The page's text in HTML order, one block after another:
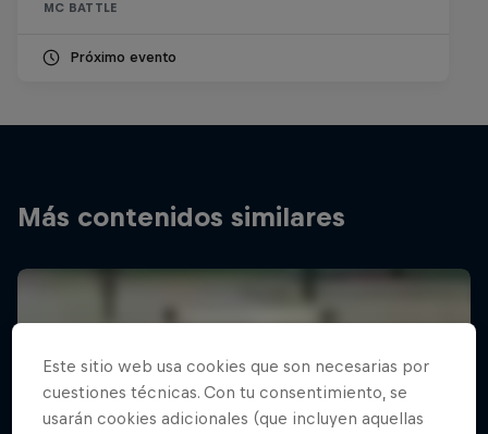
MC BATTLE
Próximo evento
Más contenidos similares
Este sitio web usa cookies que son necesarias por
cuestiones técnicas. Con tu consentimiento, se
usarán cookies adicionales (que incluyen aquellas